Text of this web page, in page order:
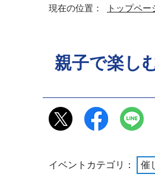
現在の位置： トップペー
親子で楽し
イベントカテゴリ： 催